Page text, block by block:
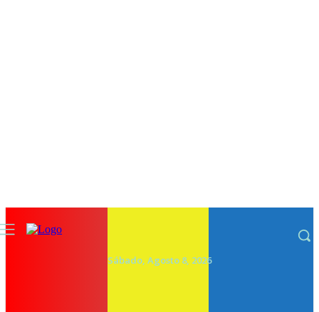
Sábado, Agosto 8, 2026